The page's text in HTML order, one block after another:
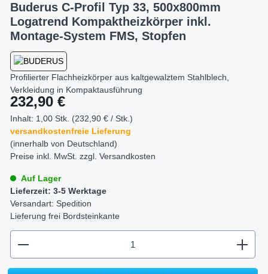
Buderus C-Profil Typ 33, 500x800mm
Logatrend Kompaktheizkörper inkl.
Montage-System FMS, Stopfen
Profilierter Flachheizkörper aus kaltgewalztem Stahlblech,
Verkleidung in Kompaktausführung
Regulärer Preis:
232,90 €
Inhalt: 1,00 Stk. (232,90 € / Stk.)
versandkostenfreie Lieferung
(innerhalb von Deutschland)
Preise inkl. MwSt. zzgl. Versandkosten
Auf Lager
Lieferzeit: 3-5 Werktage
Versandart: Spedition
Lieferung frei Bordsteinkante
zentheme.component.product.quantitySelect.legend